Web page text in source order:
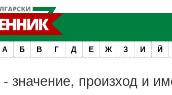
А Б В Г Д Е Ж З И Й
- значение, произход и